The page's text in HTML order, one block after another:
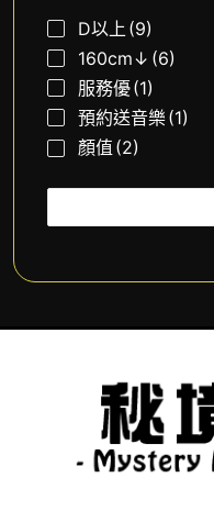
D以上 (9)
160cm↓ (6)
服務優(1)
預約送音樂(1)
顏值 (2)